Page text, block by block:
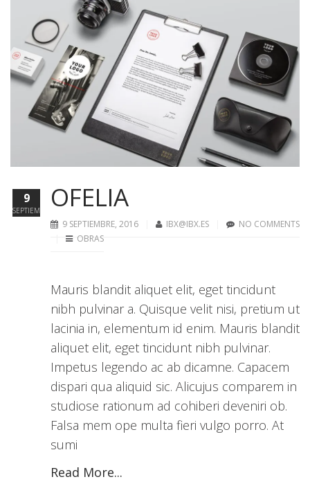
OFELIA
9 SEPTIEMBRE, 2016 IBX@IBX.ES
NO COMMENTS
OBRAS
Mauris blandit aliquet elit, eget tincidunt
nibh pulvinar a. Quisque velit nisi, pretium ut
lacinia in, elementum id enim. Mauris blandit
aliquet elit, eget tincidunt nibh pulvinar.
Impetus legendo ac ab dicamne. Capacem
dispari qua aliquid sic. Alicujus comparem in
studiose rationum ad cohiberi deveniri ob.
Falsa mem ope multa fieri vulgo porro. At
sumi
Read More...
9
SEPTIEMBRE